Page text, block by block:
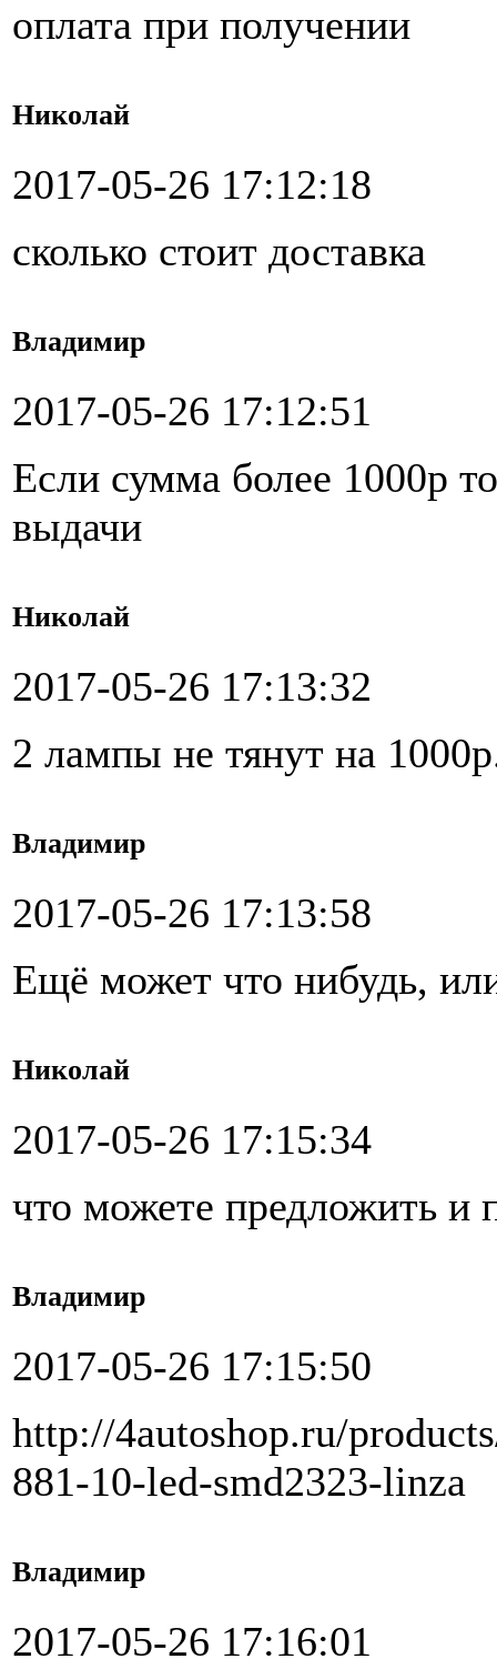
оплата при получении
Николай
2017-05-26 17:12:18
сколько стоит доставка
Владимир
2017-05-26 17:12:51
Если сумма более 1000р
выдачи
Николай
2017-05-26 17:13:32
2 лампы не тянут на
Владимир
2017-05-26 17:13:58
Ещё может что нибудь,
Николай
2017-05-26 17:15:34
что можете предложить и
Владимир
2017-05-26 17:15:50
http://4autoshop.ru/
881-10-led-smd2323-linza
Владимир
2017-05-26 17:16:01